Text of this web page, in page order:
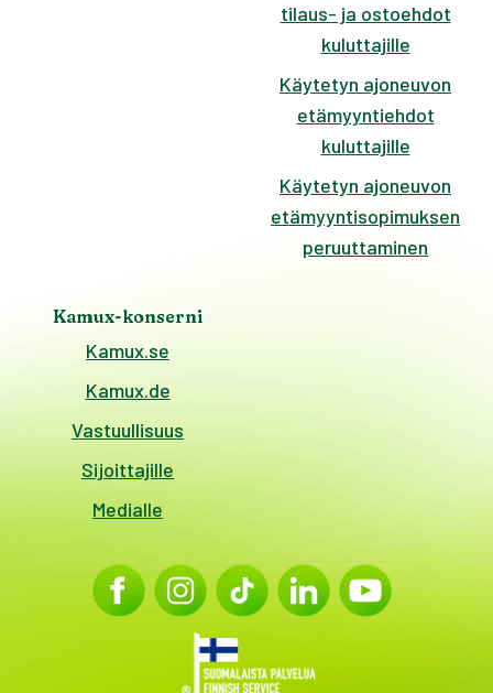
tilaus- ja ostoehdot
kuluttajille
Käytetyn ajoneuvon
etämyyntiehdot
kuluttajille
Käytetyn ajoneuvon
etämyyntisopimuksen
peruuttaminen
Kamux-konserni
Kamux.se
Kamux.de
Vastuullisuus
Sijoittajille
Medialle